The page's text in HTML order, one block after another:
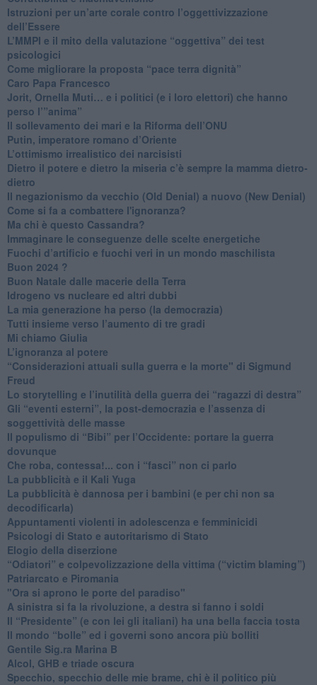
Istruzioni per un’arte corale contro l’oggettivizzazione
dell’Essere
​L’MMPI e il mito della valutazione “oggettiva” dei test
psicologici
Come migliorare la proposta “pace terra dignità”
Caro Papa Francesco
​Jorit, Ornella Muti… e i politici (e i loro elettori) che hanno
perso l’”anima”
​Il sollevamento dei mari e la Riforma dell’ONU
Putin, imperatore romano d’Oriente
​L’ottimismo irrealistico dei narcisisti
​Dietro il potere e dietro la miseria c’è sempre la mamma dietro-
dietro
Il negazionismo da vecchio (Old Denial) a nuovo (New Denial)
Come si fa a combattere l'ignoranza?
Ma chi è questo Cassandra?
Immaginare le conseguenze delle scelte energetiche
​Fuochi d’artificio e fuochi veri in un mondo maschilista
Buon 2024 ?
​Buon Natale dalle macerie della Terra
​Idrogeno vs nucleare ed altri dubbi
​La mia generazione ha perso (la democrazia)
​Tutti insieme verso l’aumento di tre gradi
Mi chiamo Giulia
L’ignoranza al potere
​“Considerazioni attuali sulla guerra e la morte" di Sigmund
Freud
​Lo storytelling e l’inutilità della guerra dei “ragazzi di destra”
​Gli “eventi esterni”, la post-democrazia e l’assenza di
soggettività delle masse
​Il populismo di “Bibi” per l’Occidente: portare la guerra
dovunque
​Che roba, contessa!... con i “fasci” non ci parlo
La pubblicità e il Kali Yuga
​La pubblicità è dannosa per i bambini (e per chi non sa
decodificarla)
​Appuntamenti violenti in adolescenza e femminicidi
​Psicologi di Stato e autoritarismo di Stato
Elogio della diserzione
“Odiatori” e colpevolizzazione della vittima (“victim blaming”)
​Patriarcato e Piromania
"Ora si aprono le porte del paradiso"
​A sinistra si fa la rivoluzione, a destra si fanno i soldi
​Il “Presidente” (e con lei gli italiani) ha una bella faccia tosta
​Il mondo “bolle” ed i governi sono ancora più bolliti
​Gentile Sig.ra Marina B
​Alcol, GHB e triade oscura
​Specchio, specchio delle mie brame, chi è il politico più